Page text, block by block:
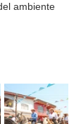
ambiente